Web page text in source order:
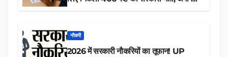
नौकरी
2026 में सरकारी नौकरियों का तूफान! UP